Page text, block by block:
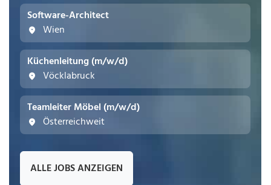
Software-Architect
Wien
Küchenleitung (m/w/d)
Vöcklabruck
Teamleiter Möbel (m/w/d)
Österreichweit
ALLE JOBS ANZEIGEN